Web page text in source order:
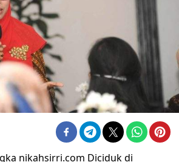
nikahsirri.com Diciduk di